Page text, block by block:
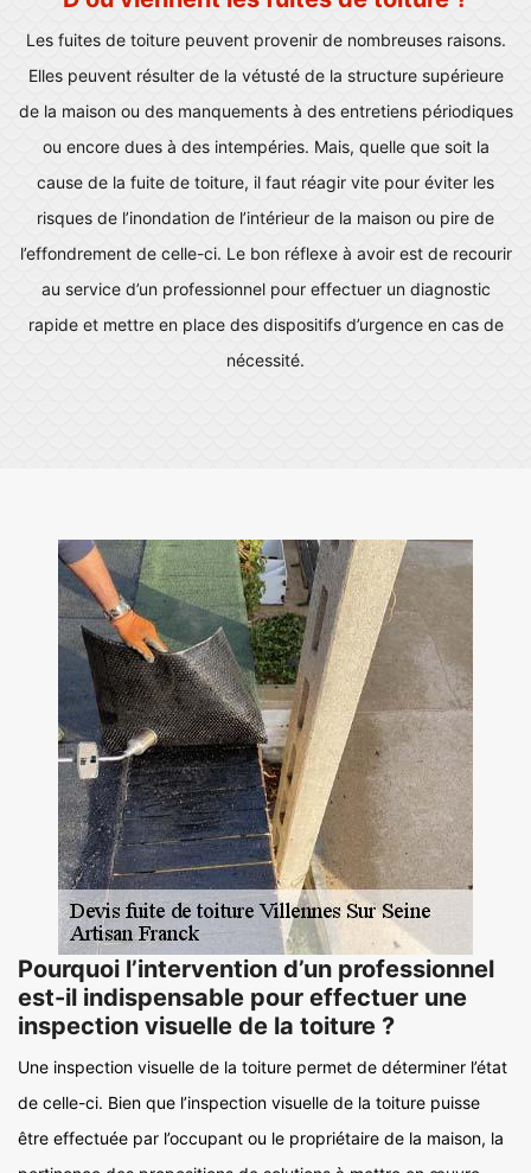
Les fuites de toiture peuvent provenir de nombreuses raisons.
Elles peuvent résulter de la vétusté de la structure supérieure
de la maison ou des manquements à des entretiens périodiques
ou encore dues à des intempéries. Mais, quelle que soit la
cause de la fuite de toiture, il faut réagir vite pour éviter les
risques de l’inondation de l’intérieur de la maison ou pire de
l’effondrement de celle-ci. Le bon réflexe à avoir est de recourir
au service d’un professionnel pour effectuer un diagnostic
rapide et mettre en place des dispositifs d’urgence en cas de
nécessité.
Pourquoi l’intervention d’un professionnel
est-il indispensable pour effectuer une
inspection visuelle de la toiture ?
Une inspection visuelle de la toiture permet de déterminer l’état
de celle-ci. Bien que l’inspection visuelle de la toiture puisse
être effectuée par l’occupant ou le propriétaire de la maison, la